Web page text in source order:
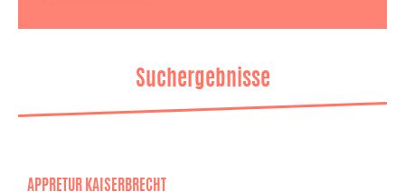
Suchergebnisse
APPRETUR KAISERBRECHT